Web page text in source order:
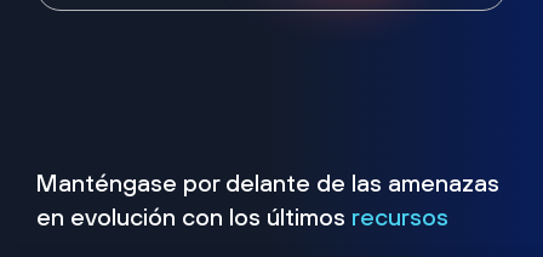
Manténgase por delante de las amenazas
en evolución con los últimos recursos